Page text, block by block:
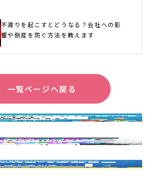
不渡りを起こすとどうなる？会社への影
響や倒産を防ぐ方法を教えます
一覧ページへ戻る